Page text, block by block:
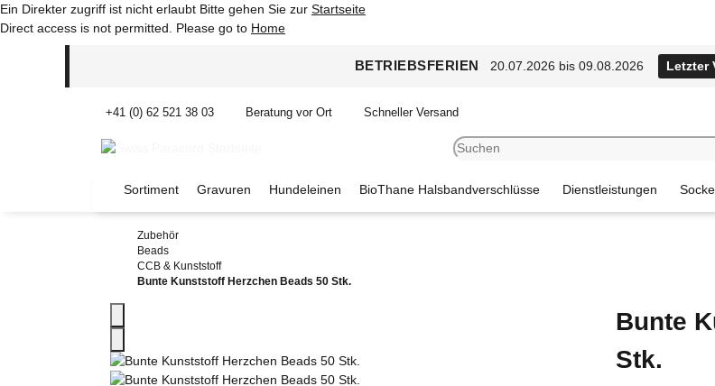
Ein Direkter zugriff ist nicht erlaubt Bitte gehen Sie zur Startseite
Direct access is not permitted. Please go to Home
BETRIEBSFERIEN 20.07.2026 bis 09.08.2026 Letzter
+41 (0) 62 521 38 03 Beratung vor Ort Schneller Versand
Sortiment Gravuren Hundeleinen BioThane Halsbandverschlüsse Dienstleistungen
Zubehör
Beads
CCB & Kunststoff
Bunte Kunststoff Herzchen Beads 50 Stk.
Bunte
Stk.